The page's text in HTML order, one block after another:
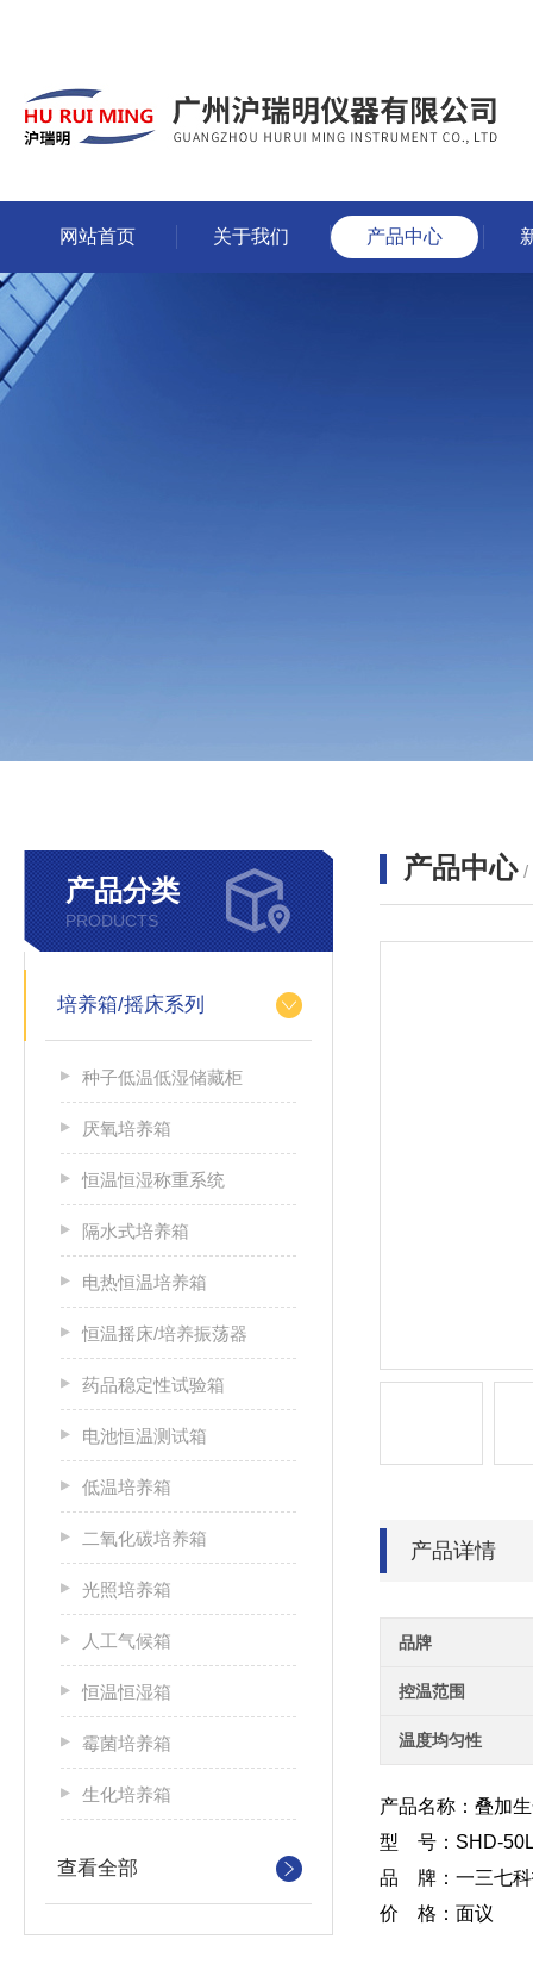
网站首页 关于我们 产品中心
产品分类
PRODUCTS
培养箱/摇床系列
种子低温低湿储藏柜
厌氧培养箱
恒温恒湿称重系统
隔水式培养箱
电热恒温培养箱
恒温摇床/培养振荡器
药品稳定性试验箱
电池恒温测试箱
低温培养箱
二氧化碳培养箱
光照培养箱
人工气候箱
恒温恒湿箱
霉菌培养箱
生化培养箱
查看全部
产品中心 /
产品详情
品牌
控温范围
温度均匀性
产品名称：叠加
型 号：SHD-
品 牌：一三七
价 格：面议